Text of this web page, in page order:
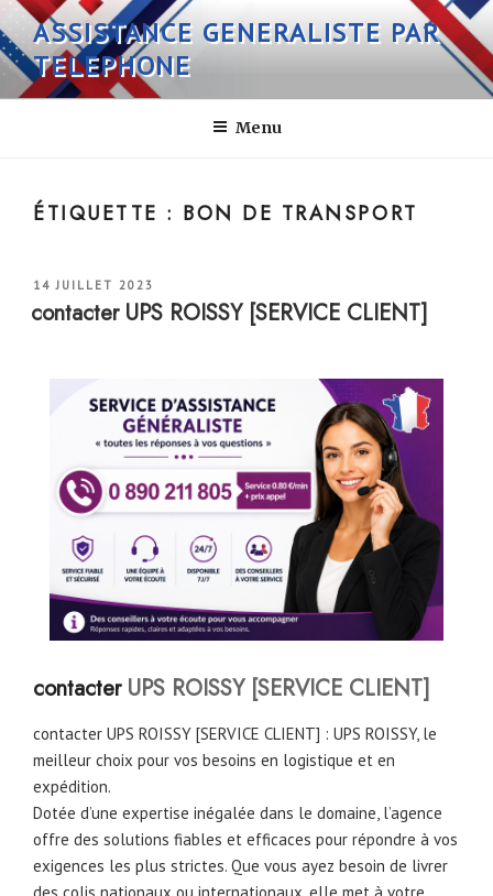
Aller
au
contenu
principal
ASSISTANCE GENERALISTE PAR
TELEPHONE
Menu
ÉTIQUETTE : BON DE TRANSPORT
PUBLIÉ
14 JUILLET 2023
contacter UPS ROISSY [SERVICE CLIENT]
contacterUPS ROISSY [SERVICE CLIENT]
contacter UPS ROISSY [SERVICE CLIENT] : UPS ROISSY, le
meilleur choix pour vos besoins en logistique et en
expédition.
Dotée d’une expertise inégalée dans le domaine, l’agence
offre des solutions fiables et efficaces pour répondre à vos
exigences les plus strictes. Que vous ayez besoin de livrer